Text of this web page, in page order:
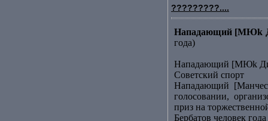
?????????....
Нападающий [МЮk
года)
Нападающий [МЮk
Советский спорт
Нападающий
голосовании,
приз на
Бербатов человек